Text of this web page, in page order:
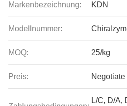
Markenbezeichnung: KDN
Modellnummer:
MOQ: 25/kg
Preis: Negotiate
L/C, D/A,